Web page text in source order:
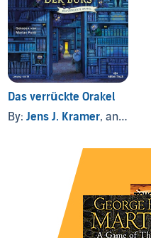
Das verrückte Orakel
By: Jens J. Kramer, and others